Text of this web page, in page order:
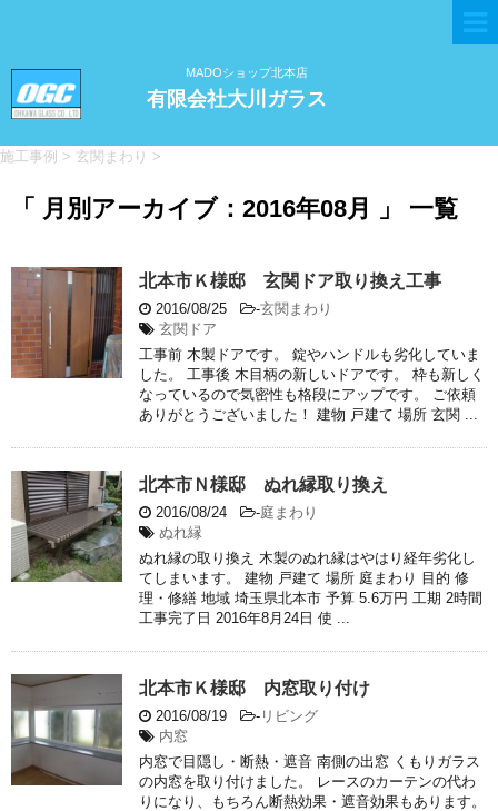
MADOショップ北本店
有限会社大川ガラス
施工事例 > 玄関まわり >
「 月別アーカイブ：2016年08月 」 一覧
北本市Ｋ様邸 玄関ドア取り換え工事
2016/08/25 -玄関まわり
玄関ドア
工事前 木製ドアです。 錠やハンドルも劣化していま
した。 工事後 木目柄の新しいドアです。 枠も新しく
なっているので気密性も格段にアップです。 ご依頼
ありがとうございました！ 建物 戸建て 場所 玄関 ...
北本市Ｎ様邸 ぬれ縁取り換え
2016/08/24 -庭まわり
ぬれ縁
ぬれ縁の取り換え 木製のぬれ縁はやはり経年劣化し
てしまいます。 建物 戸建て 場所 庭まわり 目的 修
理・修繕 地域 埼玉県北本市 予算 5.6万円 工期 2時間
工事完了日 2016年8月24日 使 ...
北本市Ｋ様邸 内窓取り付け
2016/08/19 - リビング
内窓
内窓で目隠し・断熱・遮音 南側の出窓 くもりガラス
の内窓を取り付けました。 レースのカーテンの代わ
りになり、もちろん断熱効果・遮音効果もあります。